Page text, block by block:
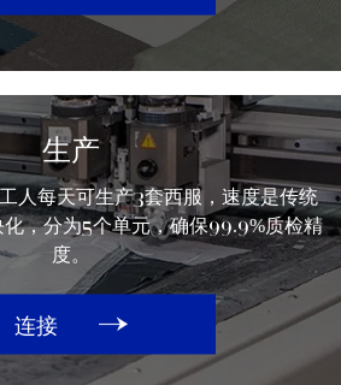
生产
人每天可生产3套西服，速度是传统
，分为5个单元，确保99.9%质检精
度。
连接